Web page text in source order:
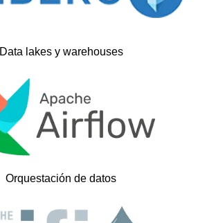
Data lakes y warehouses
Orquestación de datos